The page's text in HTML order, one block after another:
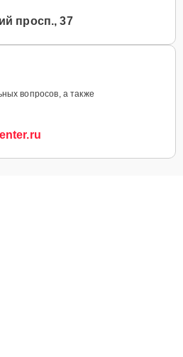
просп., 37
вопросов, а также